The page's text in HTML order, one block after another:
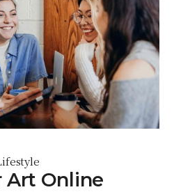
Art Online